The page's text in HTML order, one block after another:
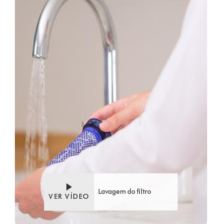
Video
Transcript
transcrição
do
vídeo
VER VÍDEO
Lavagem do filtro